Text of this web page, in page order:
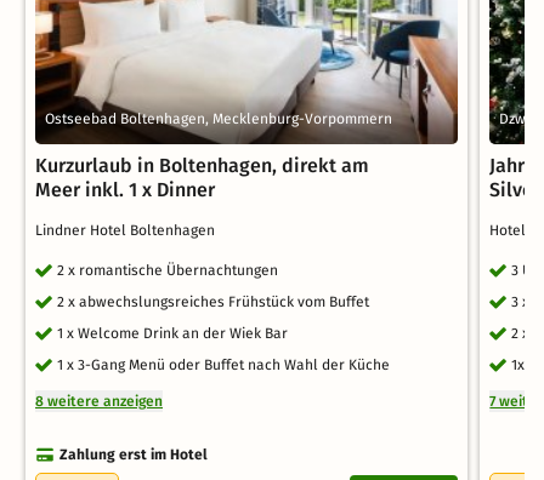
Ostseebad Boltenhagen, Mecklenburg-Vorpommern
Kurzurlaub in Boltenhagen, direkt am
Meer inkl. 1 x Dinner
Lindner Hotel Boltenhagen
2 x romantische Übernachtungen
2 x abwechslungsreiches Frühstück vom Buffet
1 x Welcome Drink an der Wiek Bar
1 x 3-Gang Menü oder Buffet nach Wahl der Küche
8 weitere anzeigen
Zahlung erst im Hotel
Hotel
3
3 x
2 x
1x
7